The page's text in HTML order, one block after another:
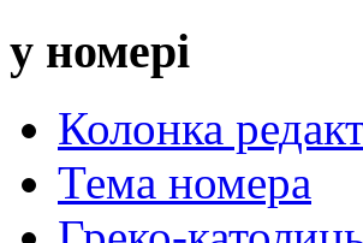
у номері
Колонка
Тема номера